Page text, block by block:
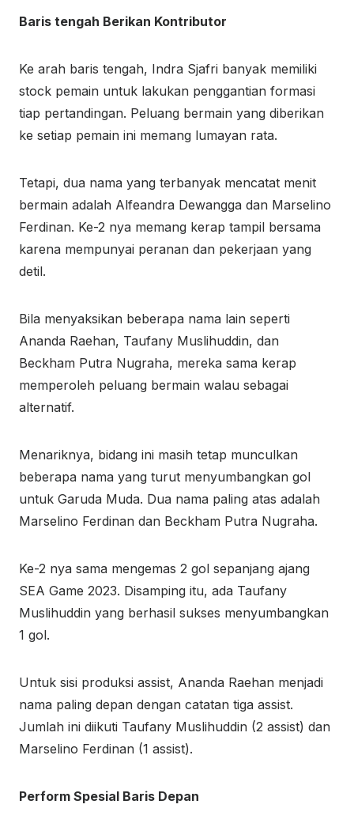
Baris tengah Berikan Kontributor
Ke arah baris tengah, Indra Sjafri banyak memiliki
stock pemain untuk lakukan penggantian formasi
tiap pertandingan. Peluang bermain yang diberikan
ke setiap pemain ini memang lumayan rata.
Tetapi, dua nama yang terbanyak mencatat menit
bermain adalah Alfeandra Dewangga dan Marselino
Ferdinan. Ke-2 nya memang kerap tampil bersama
karena mempunyai peranan dan pekerjaan yang
detil.
Bila menyaksikan beberapa nama lain seperti
Ananda Raehan, Taufany Muslihuddin, dan
Beckham Putra Nugraha, mereka sama kerap
memperoleh peluang bermain walau sebagai
alternatif.
Menariknya, bidang ini masih tetap munculkan
beberapa nama yang turut menyumbangkan gol
untuk Garuda Muda. Dua nama paling atas adalah
Marselino Ferdinan dan Beckham Putra Nugraha.
Ke-2 nya sama mengemas 2 gol sepanjang ajang
SEA Game 2023. Disamping itu, ada Taufany
Muslihuddin yang berhasil sukses menyumbangkan
1 gol.
Untuk sisi produksi assist, Ananda Raehan menjadi
nama paling depan dengan catatan tiga assist.
Jumlah ini diikuti Taufany Muslihuddin (2 assist) dan
Marselino Ferdinan (1 assist).
Perform Spesial Baris Depan